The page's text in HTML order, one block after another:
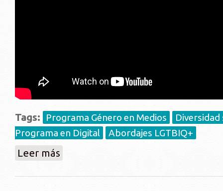
Tags: Programa Género en Medios
Diversidad
Programa en Digital
Abordajes LGTBIQ+
Leer más
que se repiten»"